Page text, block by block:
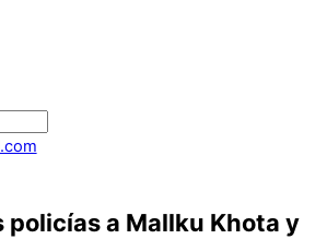
policías a Mallku Khota y